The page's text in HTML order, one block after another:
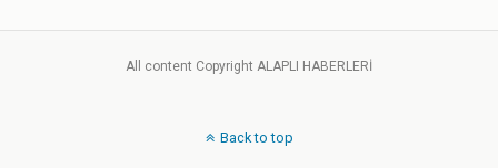
All content Copyright ALAPLI HABERLERİ
Back to top